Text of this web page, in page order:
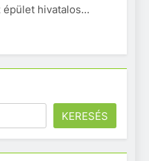
épület hivatalos…
KERESÉS